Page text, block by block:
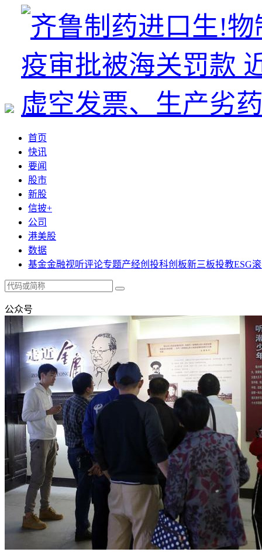
首页
快讯
要闻
股市
新股
信披+
公司
港美股
数据
基金金融视听评论专题产经创投科创板新三板投教ESG
公众号